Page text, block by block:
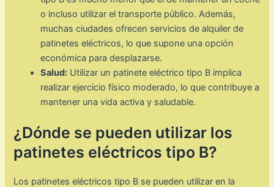
o incluso utilizar el transporte público. Además,
muchas ciudades ofrecen servicios de alquiler de
patinetes eléctricos, lo que supone una opción
económica para desplazarse.
Salud: Utilizar un patinete eléctrico tipo B implica
realizar ejercicio físico moderado, lo que contribuye a
mantener una vida activa y saludable.
¿Dónde se pueden utilizar los
patinetes eléctricos tipo B?
Los patinetes eléctricos tipo B se pueden utilizar en la